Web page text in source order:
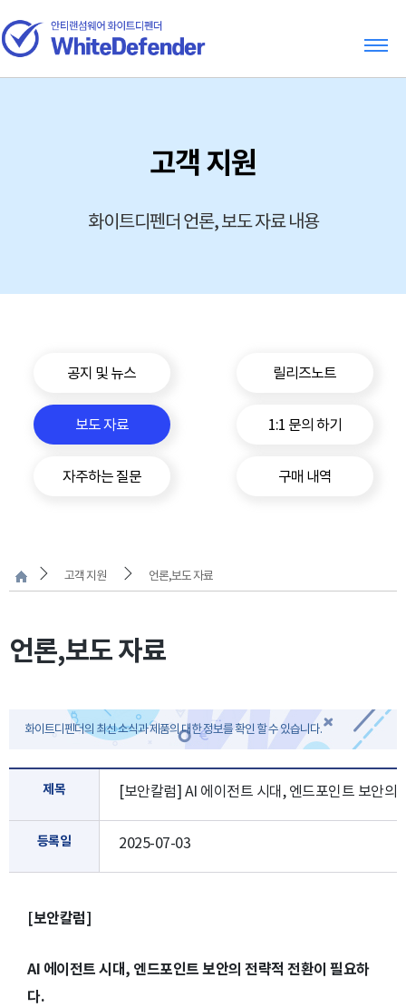
고객 지원
화이트디펜더 언론, 보도 자료 내용
공지 및 뉴스 릴리즈노트
보도 자료 1:1 문의 하기
자주하는 질문 구매 내역
고객 지원 언론,보도 자료
언론,보도 자료
화이트디펜더의 최신 소식과 제품의 대한 정보를 확인 할 수 있습니다.
제목 [보안칼럼] AI 에이전트 시대, 엔드포인트 보안
등록일 2025-07-03
[보안칼럼]
AI 에이전트 시대, 엔드포인트 보안의 전략적 전환이 필요하
다.